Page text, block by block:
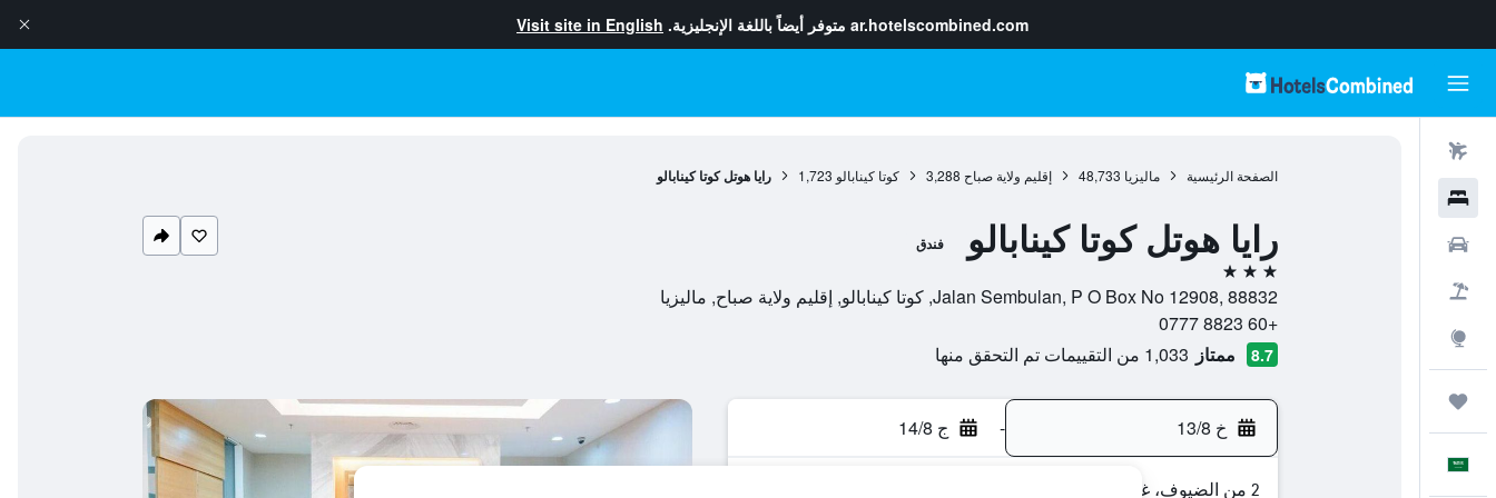
ar.hotelscombined.com متوفر أيضاً باللغة الإنجليزية. Visit site in English
الصفحة الرئيسية ماليزيا 48,733 إقليم ولاية صباح 3,288 كوتا كينابالو 1,723 رايا هوتل كوتا كينابالو
رايا هوتل كوتا كينابالو فندق
3 نجوم
Jalan Sembulan, P O Box No 12908, 88832, كوتا كينابالو, إقليم ولاية صباح, ماليزيا
+60 8823 0777
8.7 ممتاز 1,033 من التقييمات تم التحقق منها
خ 13/8 - ج 14/8
2 من الضيوف، غرفة واحدة